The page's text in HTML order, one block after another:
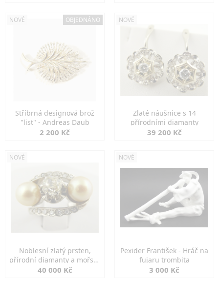
NOVÉ OBJEDNÁNO
Stříbrná designová brož
"list" - Andreas Daub
2 200 Kč
NOVÉ
Zlaté náušnice s 14
přírodními diamanty
39 200 Kč
NOVÉ
Noblesní zlatý prsten,
přírodní diamanty a mořské
perly
40 000 Kč
NOVÉ
Pexider František - Hráč na
fujaru trombita
3 000 Kč